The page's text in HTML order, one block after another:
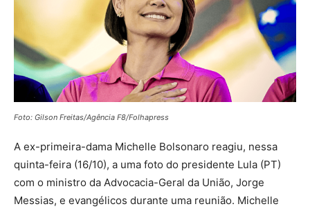
Foto: Gilson Freitas/Agência F8/Folhapress
A ex-primeira-dama Michelle Bolsonaro reagiu, nessa
quinta-feira (16/10), a uma foto do presidente Lula (PT)
com o ministro da Advocacia-Geral da União, Jorge
Messias, e evangélicos durante uma reunião. Michelle